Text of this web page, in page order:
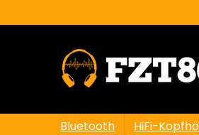
Bluetooth HiFi-